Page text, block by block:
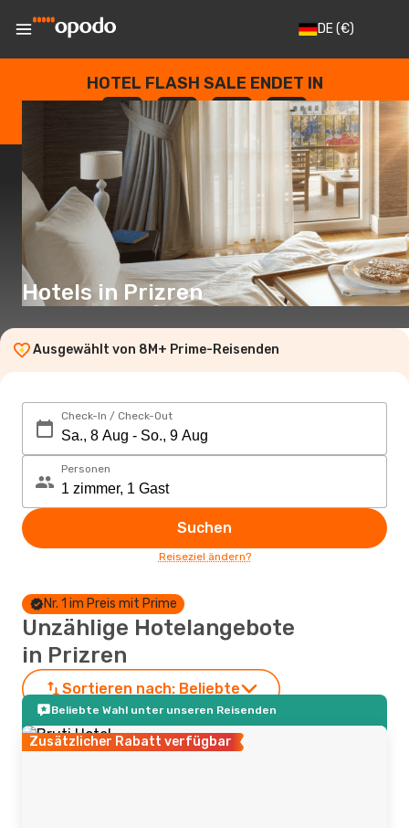
DE(€)
HOTEL FLASH SALE ENDET IN
--
TAGE
: --
STUNDEN
: --
SEKUNDEN
Hotels in Prizren
Ausgewählt von 8M+ Prime-Reisenden
Check-In / Check-Out
Personen
Suchen
Reiseziel ändern?
Nr. 1 im Preis mit Prime
Unzählige Hotelangebote
in Prizren
Sortieren nach: Beliebte
Beliebte Wahl unter unseren Reisenden
Zusätzlicher Rabatt verfügbar